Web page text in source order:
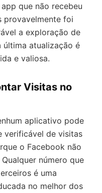
que não recebeu
provavelmente foi
a exploração de
última atualização é
e valiosa.
Visitas no
aplicativo pode
verificável de visitas
o Facebook não
número que
é uma
no melhor dos